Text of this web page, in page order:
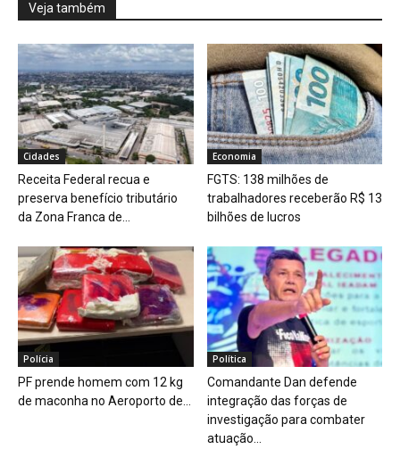
Veja também
Cidades
Receita Federal recua e
preserva benefício tributário
da Zona Franca de...
Economia
FGTS: 138 milhões de
trabalhadores receberão R$ 13
bilhões de lucros
Polícia
PF prende homem com 12 kg
de maconha no Aeroporto de...
Política
Comandante Dan defende
integração das forças de
investigação para combater
atuação...